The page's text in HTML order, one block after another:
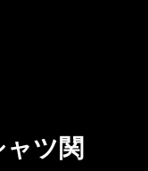
ャツ関